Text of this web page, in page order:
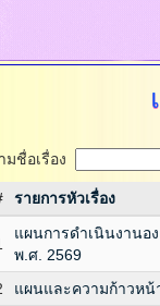
มชื่อเรื่อง
รายการหัวเรื่อง
แผนการดำเนินงานอ
พ.ศ. 2569
แผนและความก้าวหน้